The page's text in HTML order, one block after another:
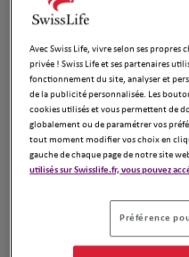
Naviguer
Avec Swiss Life, vivre selon ses propres
privée ! Swiss Life et ses partenaires
fonctionnement du site, analyser et
de la publicité personnalisée. Les
cookies utilisés et vous permettent de
globalement ou de paramétrer vos
tout moment modifier vos choix en
gauche de chaque page de notre site
utilisés sur Swisslife.fr, vous pouvez
Préférence